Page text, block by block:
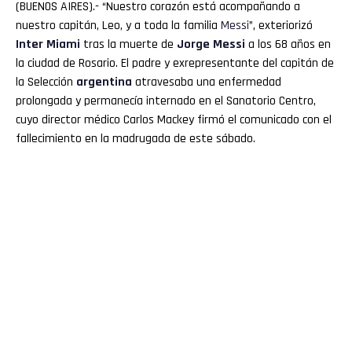
(BUENOS AIRES).- “Nuestro corazón está acompañando a
nuestro capitán, Leo, y a toda la familia Messi”, exteriorizó
Inter Miami tras la muerte de Jorge Messi a los 68 años en
la ciudad de Rosario. El padre y exrepresentante del capitán de
la Selección argentina atravesaba una enfermedad
prolongada y permanecía internado en el Sanatorio Centro,
cuyo director médico Carlos Mackey firmó el comunicado con el
fallecimiento en la madrugada de este sábado.